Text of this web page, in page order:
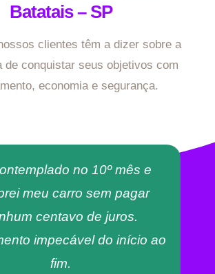
Batatais – SP
clientes têm a dizer sobre a
de conquistar seus objetivos com
economia e segurança.
no 10º mês e
meu carro sem pagar
centavo de juros.
impecável do início ao
fim.